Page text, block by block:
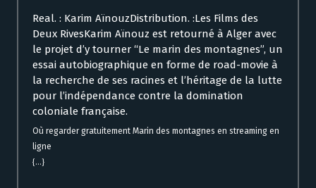
Real. : Karim AïnouzDistribution. :Les Films des
Deux RivesKarim Aïnouz est retourné à Alger avec
le projet d’y tourner “Le marin des montagnes”, un
essai autobiographique en forme de road-movie à
la recherche de ses racines et l’héritage de la lutte
pour l’indépendance contre la domination
coloniale française.
Où regarder gratuitement Marin des montagnes en streaming en
ligne
{...}